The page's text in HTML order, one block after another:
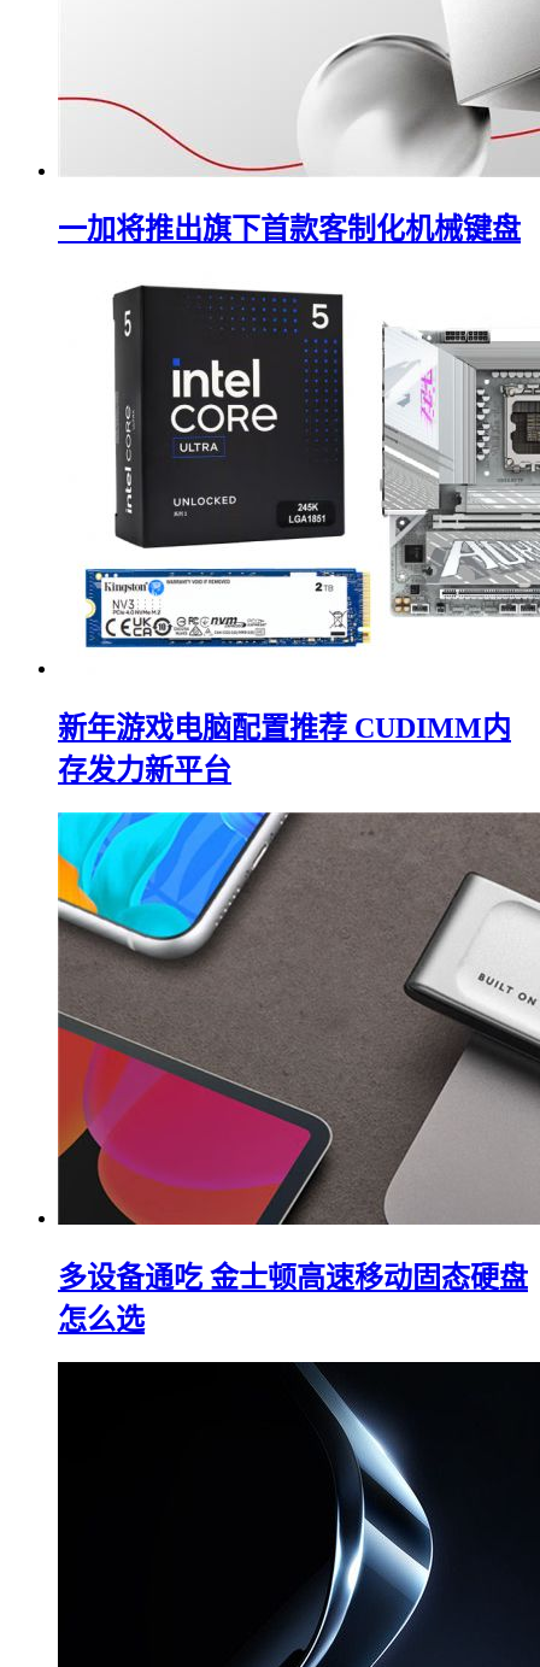
一加将推出旗下首款客制化机械键盘
新年游戏电脑配置推荐 CUDIMM内
存发力新平台
多设备通吃 金士顿高速移动固态硬盘
怎么选